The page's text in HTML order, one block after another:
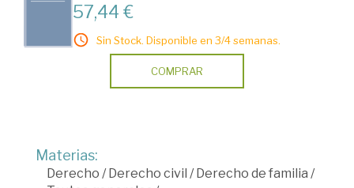
57,44 €
Sin Stock. Disponible en 3/4 semanas.
COMPRAR
Materias:
Derecho / Derecho civil / Derecho de familia /